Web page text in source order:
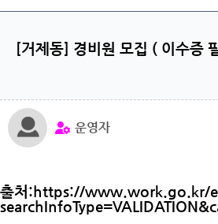
[거제동] 경비원 모집 ( 이수증
운영자
출처:https://www.work.go.kr/